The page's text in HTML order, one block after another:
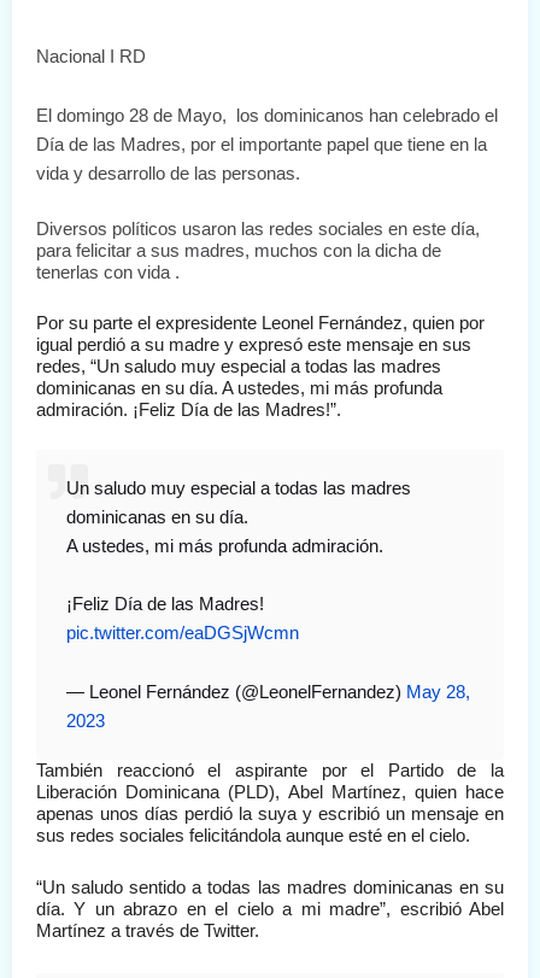
Nacional I RD
El domingo 28 de Mayo,  los dominicanos han celebrado el
Día de las Madres, por el importante papel que tiene en la
vida y desarrollo de las personas.
Diversos políticos usaron las redes sociales en este día,
para felicitar a sus madres, muchos con la dicha de
tenerlas con vida .
Por su parte el expresidente Leonel Fernández, quien por
igual perdió a su madre y expresó este mensaje en sus
redes, “Un saludo muy especial a todas las madres
dominicanas en su día. A ustedes, mi más profunda
admiración. ¡Feliz Día de las Madres!”.
Un saludo muy especial a todas las madres
dominicanas en su día.
A ustedes, mi más profunda admiración.
¡Feliz Día de las Madres!
pic.twitter.com/eaDGSjWcmn
— Leonel Fernández (@LeonelFernandez) May 28,
2023
También reaccionó el aspirante por el Partido de la
Liberación Dominicana (PLD), Abel Martínez, quien hace
apenas unos días perdió la suya y escribió un mensaje en
sus redes sociales felicitándola aunque esté en el cielo.
“Un saludo sentido a todas las madres dominicanas en su
día. Y un abrazo en el cielo a mi madre”, escribió Abel
Martínez a través de Twitter.